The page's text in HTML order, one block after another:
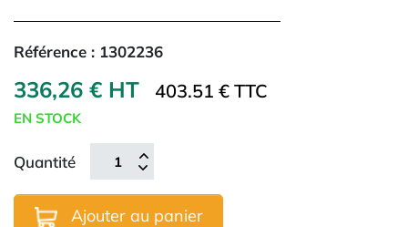
Référence : 1302236
336,26 € HT 403.51 € TTC
EN STOCK
Quantité
Ajouter au panier